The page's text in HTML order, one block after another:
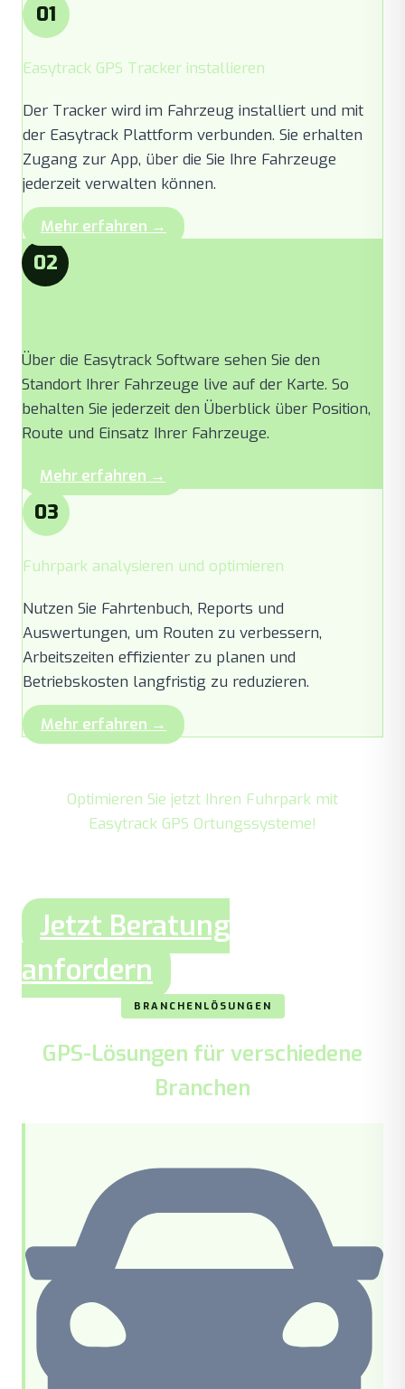
01
Easytrack GPS Tracker installieren
Der Tracker wird im Fahrzeug installiert und mit
der Easytrack Plattform verbunden. Sie erhalten
Zugang zur App, über die Sie Ihre Fahrzeuge
jederzeit verwalten können.
Mehr erfahren →
02
Über die Easytrack Software sehen Sie den
Standort Ihrer Fahrzeuge live auf der Karte. So
behalten Sie jederzeit den Überblick über Position,
Route und Einsatz Ihrer Fahrzeuge.
Mehr erfahren →
03
Fuhrpark analysieren und optimieren
Nutzen Sie Fahrtenbuch, Reports und
Auswertungen, um Routen zu verbessern,
Arbeitszeiten effizienter zu planen und
Betriebskosten langfristig zu reduzieren.
Mehr erfahren →
Optimieren Sie jetzt Ihren Fuhrpark mit
Easytrack GPS Ortungssysteme!
Jetzt Beratung
anfordern
BRANCHENLÖSUNGEN
GPS-Lösungen für verschiedene
Branchen